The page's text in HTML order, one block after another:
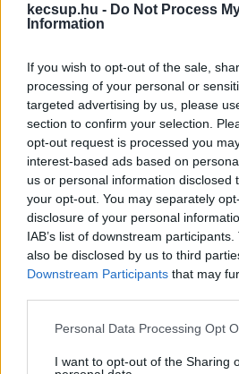
kecsup.hu - Do Not Process
Information
If you wish to opt-out of the sale,
processing of your personal or
targeted advertising by us, please
section to confirm your selection.
opt-out request is processed you
interest-based ads based on
us or personal information disclosed
your opt-out. You may separately
disclosure of your personal
IAB’s list of downstream
also be disclosed by us to third
Downstream Participants that may
Please note that this website/app
not limited to your visit or usage
Personal Data Processing Opt
I want to opt-out of the Sharing
az Agrár- és
Molnár János István
a Belügyminisztérium
Ferenc Tibor, Kálnoki-Kis
Gábor
az Egészségügyi
dr. Buga László, dr.
Svéd Tamás és dr. Vokó